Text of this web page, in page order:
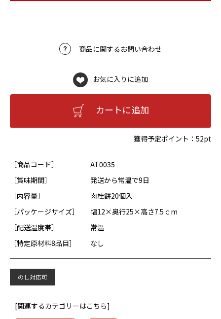
商品に関するお問い合わせ
お気に入りに追加
カートに追加
獲得予定ポイント：52pt
［商品コード］
AT0035
［賞味期間］
発送から常温で9日
［内容量］
肉桂餅20個入
［パッケージサイズ］
幅12×奥行25×高さ7.5ｃm
［配送温度帯］
常温
［特定原材料8品目］
なし
のし対応可
[関連するカテゴリーはこちら]